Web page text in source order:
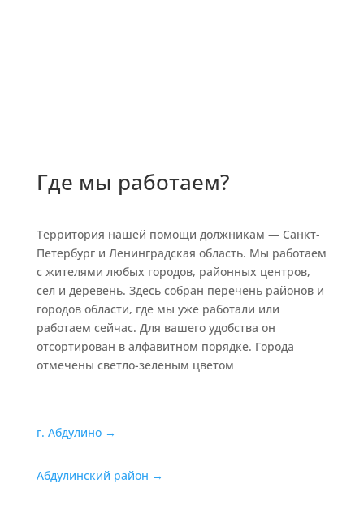
Где мы работаем?
Территория нашей помощи должникам — Санкт-
Петербург и Ленинградская область. Мы работаем
с жителями любых городов, районных центров,
сел и деревень. Здесь собран перечень районов и
городов области, где мы уже работали или
работаем сейчас. Для вашего удобства он
отсортирован в алфавитном порядке. Города
отмечены светло-зеленым цветом
г. Абдулино →
Абдулинский район →